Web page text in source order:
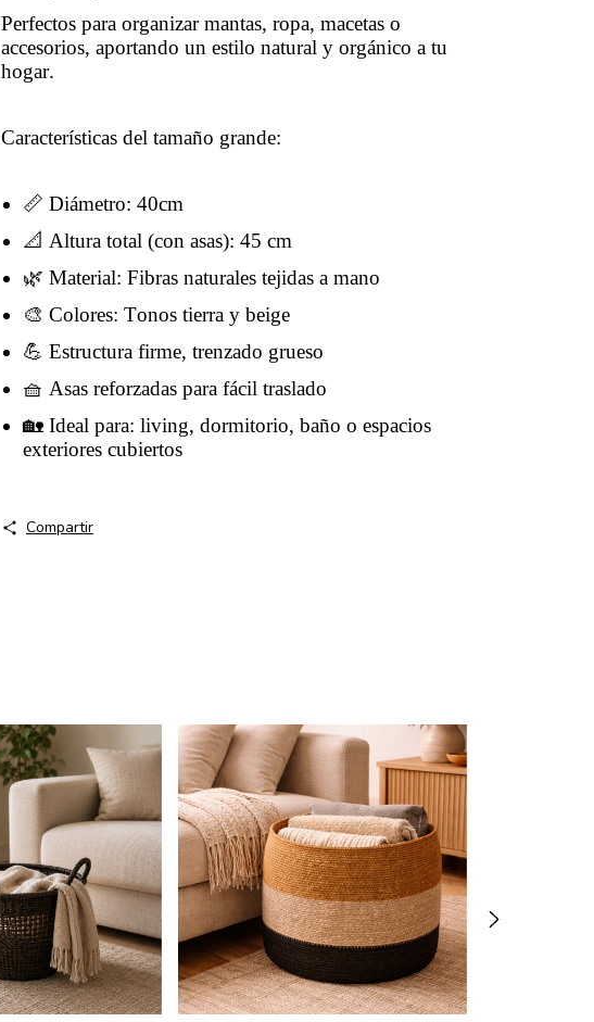
Perfectos para organizar mantas, ropa, macetas o
accesorios, aportando un estilo natural y orgánico a tu
hogar.
Características del tamaño grande:
📏 Diámetro: 40cm
📐 Altura total (con asas): 45 cm
🌿 Material: Fibras naturales tejidas a mano
🎨 Colores: Tonos tierra y beige
💪 Estructura firme, trenzado grueso
🧺 Asas reforzadas para fácil traslado
🏡 Ideal para: living, dormitorio, baño o espacios
exteriores cubiertos
Compartir